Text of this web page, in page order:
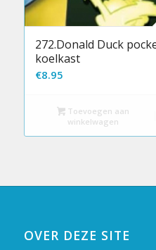
272.Donald Duck
koelkast
€8.95
Toevoegen aan
winkelwagen
OVER DEZE SITE